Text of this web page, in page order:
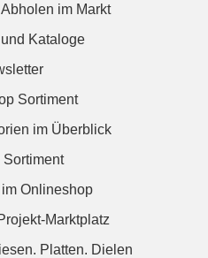
im Markt
Kataloge
Sortiment
im Überblick
Sortiment
Onlineshop
Marktplatz
Platten. Dielen